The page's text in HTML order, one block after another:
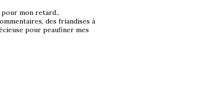
mon retard.,
des friandises à
pour peaufiner mes